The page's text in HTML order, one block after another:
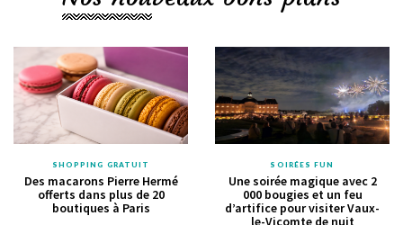
SHOPPING GRATUIT
Des macarons Pierre Hermé
offerts dans plus de 20
boutiques à Paris
SOIRÉES FUN
Une soirée magique avec 2
000 bougies et un feu
d’artifice pour visiter Vaux-
le-Vicomte de nuit